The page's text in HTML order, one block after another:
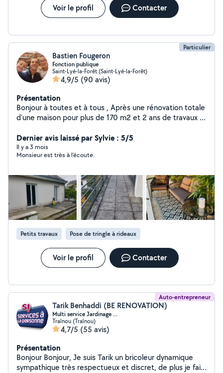
Voir le profil Contacter
Particulier
Bastien Fougeron
Fonction publique
Saint-Lyé-la-Forêt (Saint-Lyé-la-Forêt)
4,9/5 (90 avis)
Présentation
Bonjour à toutes et à tous , Après une rénovation totale
d'une maison pour plus de 170 m2 et 2 ans de travaux je
outils. Cordial, courtois et ponctuel je suis à votre
disposition.
Dernier avis laissé par Sylvie : 5/5
Il y a 3 mois
Monsieur est très à l’écoute.
Petits travaux Pose de tringle à rideaux
Voir le profil Contacter
Auto-entrepreneur
Tarik Benhaddi (BE RENOVATION)
Multi service Jardinage ...
Traînou (Traînou)
4,7/5 (55 avis)
Présentation
Bonjour Bonjour, Je suis Tarik un bricoleur dynamique
sympathique très respectueux et discret, de plus je fait